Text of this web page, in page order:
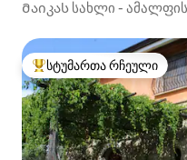
Მაიკას სახლი -
სტუმართა რჩეული
სტუმართა რჩეული